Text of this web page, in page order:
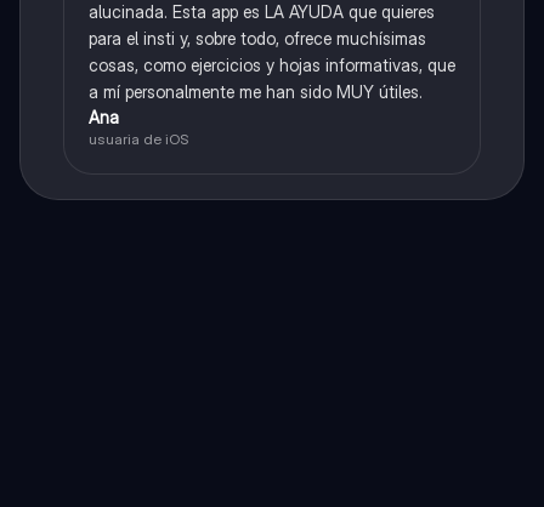
alucinada. Esta app es LA AYUDA que quieres
para el insti y, sobre todo, ofrece muchísimas
cosas, como ejercicios y hojas informativas, que
a mí personalmente me han sido MUY útiles.
Ana
usuaria de iOS